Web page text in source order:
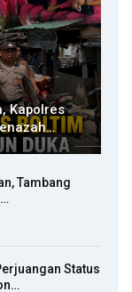
Kapolres
Tambang
Status